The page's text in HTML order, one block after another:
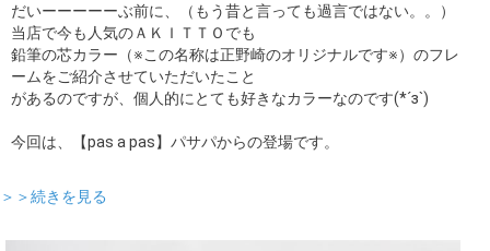
だいーーーーーぶ前に、（もう昔と言っても過言ではない。。）
当店で今も人気のＡＫＩＴＴＯでも
鉛筆の芯カラー（※この名称は正野崎のオリジナルです※）のフレ
ームをご紹介させていただいたこと
があるのですが、個人的にとても好きなカラーなのです(*´з`)
今回は、【pas a pas】パサパからの登場です。
＞＞続きを見る